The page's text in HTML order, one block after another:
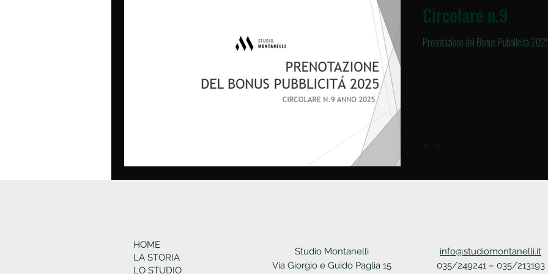
Circolare n.9
Prenotazione del Bonus Pubblicità
HOME
LA STORIA
LO STUDIO
Studio Montanelli
Via Giorgio e Guido Paglia 15
info@studiomontanelli.it
035/249241 – 035/213193